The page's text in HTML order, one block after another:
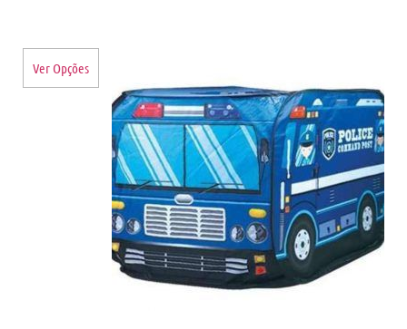
Ver Opções